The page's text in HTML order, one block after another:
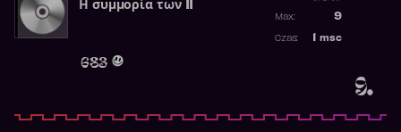
9.
Η συμμορία των 11
683
9
Max:
msc
Czas: